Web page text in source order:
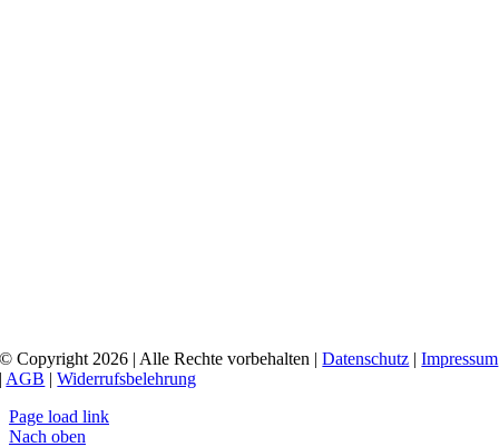
© Copyright 2026 | Alle Rechte vorbehalten |Datenschutz |Impressum
| AGB |Widerrufsbelehrung
Page load link
Nach oben